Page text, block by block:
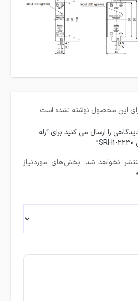
این محصول نوشته نشده است.
را ارسال می کنید برای “رله
نخواهد شد. بخش‌های موردنیاز